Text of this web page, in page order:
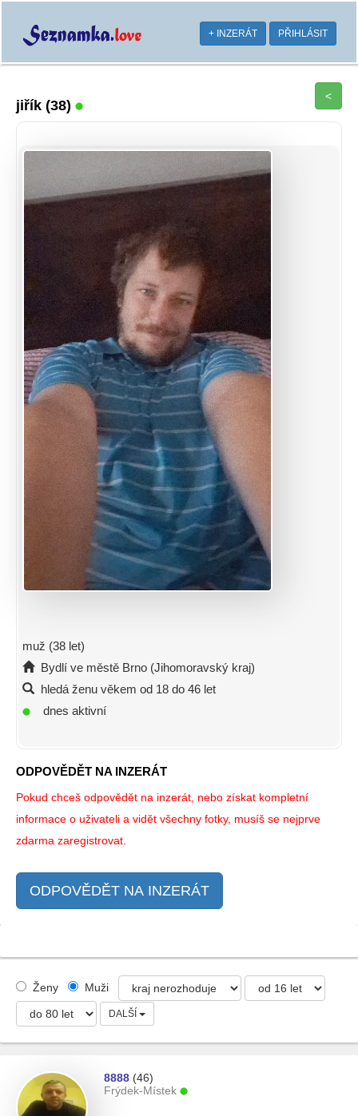
+ INZERÁT PŘIHLÁSIT
jiřík (38)
<
muž (38 let)
Bydlí ve městě Brno (Jihomoravský kraj)
hledá ženu věkem od 18 do 46 let
dnes aktivní
ODPOVĚDĚT NA INZERÁT
Pokud chceš odpovědět na inzerát, nebo získat kompletní
informace o uživateli a vidět všechny fotky, musíš se nejprve
zdarma zaregistrovat.
ODPOVĚDĚT NA INZERÁT
Ženy Muži
DALŠÍ
8888 (46)
Frýdek-Místek